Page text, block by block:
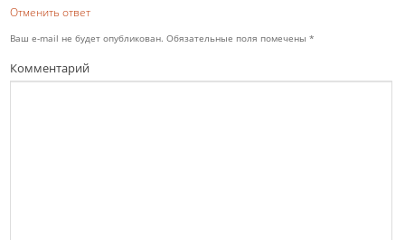
Отменить ответ
Ваш e-mail не будет опубликован. Обязательные поля помечены*
Комментарий